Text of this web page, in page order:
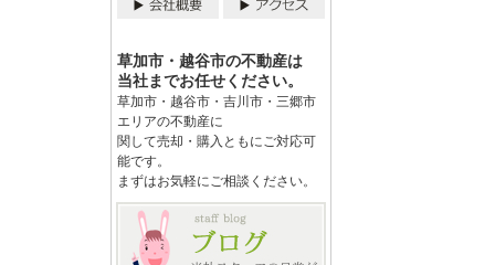
草加市・越谷市の不動産は
当社までお任せください。
草加市・越谷市・吉川市・三郷市
エリアの不動産に
関して売却・購入ともにご対応可
能です。
まずはお気軽にご相談ください。